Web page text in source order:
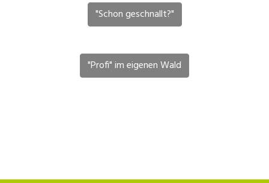
"Schon geschnallt?"
"Profi" im eigenen Wald